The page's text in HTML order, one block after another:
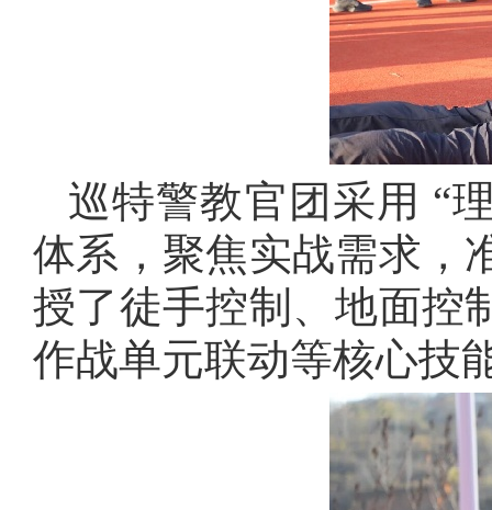
巡特警教官团采用 “
体系，聚焦实战需求，
授了徒手控制、地面控
作战单元联动等核心技